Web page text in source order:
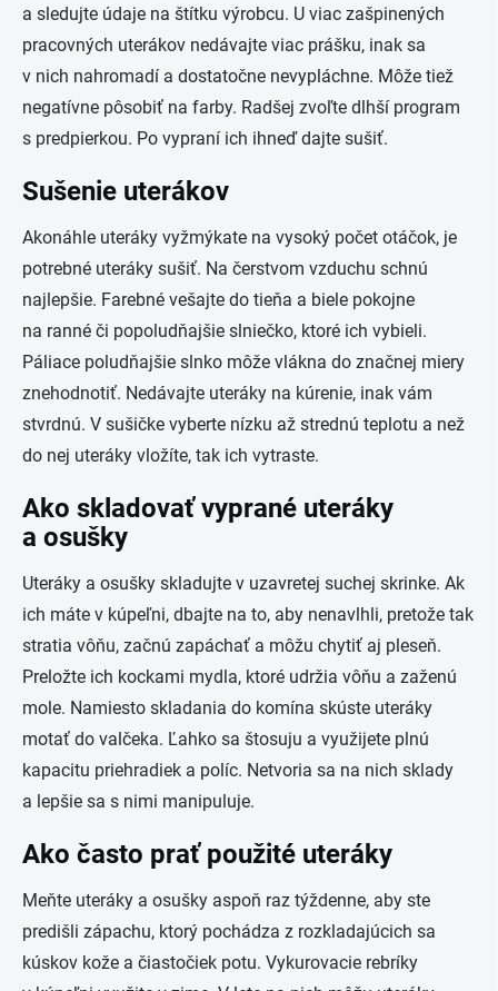
a sledujte údaje na štítku výrobcu. U viac zašpinených
pracovných uterákov nedávajte viac prášku, inak sa
v nich nahromadí a dostatočne nevypláchne. Môže tiež
negatívne pôsobiť na farby. Radšej zvoľte dlhší program
s predpierkou. Po vypraní ich ihneď dajte sušiť.
Sušenie uterákov
Akonáhle uteráky vyžmýkate na vysoký počet otáčok, je
potrebné uteráky sušiť. Na čerstvom vzduchu schnú
najlepšie. Farebné vešajte do tieňa a biele pokojne
na ranné či popoludňajšie slniečko, ktoré ich vybieli.
Páliace poludňajšie slnko môže vlákna do značnej miery
znehodnotiť. Nedávajte uteráky na kúrenie, inak vám
stvrdnú. V sušičke vyberte nízku až strednú teplotu a než
do nej uteráky vložíte, tak ich vytraste.
Ako skladovať vyprané uteráky
a osušky
Uteráky a osušky skladujte v uzavretej suchej skrinke. Ak
ich máte v kúpeľni, dbajte na to, aby nenavlhli, pretože tak
stratia vôňu, začnú zapáchať a môžu chytiť aj pleseň.
Preložte ich kockami mydla, ktoré udržia vôňu a zaženú
mole. Namiesto skladania do komína skúste uteráky
motať do valčeka. Ľahko sa štosuju a využijete plnú
kapacitu priehradiek a políc. Netvoria sa na nich sklady
a lepšie sa s nimi manipuluje.
Ako často prať použité uteráky
Meňte uteráky a osušky aspoň raz týždenne, aby ste
predišli zápachu, ktorý pochádza z rozkladajúcich sa
kúskov kože a čiastočiek potu. Vykurovacie rebríky